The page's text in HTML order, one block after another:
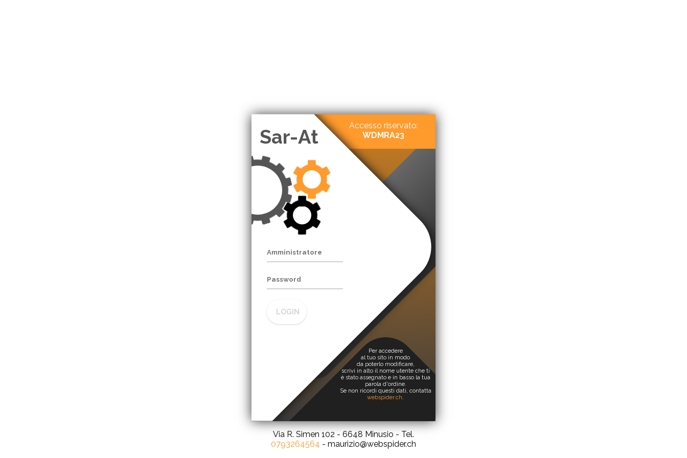
Sar-At
Accesso riservato:
WDMRA23
LOGIN
Per accedere
al tuo sito in modo
da poterlo modificare,
scrivi in alto il nome utente che ti
è stato assegnato e in basso la tua
parola d'ordine.
Se non ricordi questi dati, contatta
webspider.ch
Via R. Simen 102 - 6648 Minusio - Tel.
0793264564 - maurizio@webspider.ch